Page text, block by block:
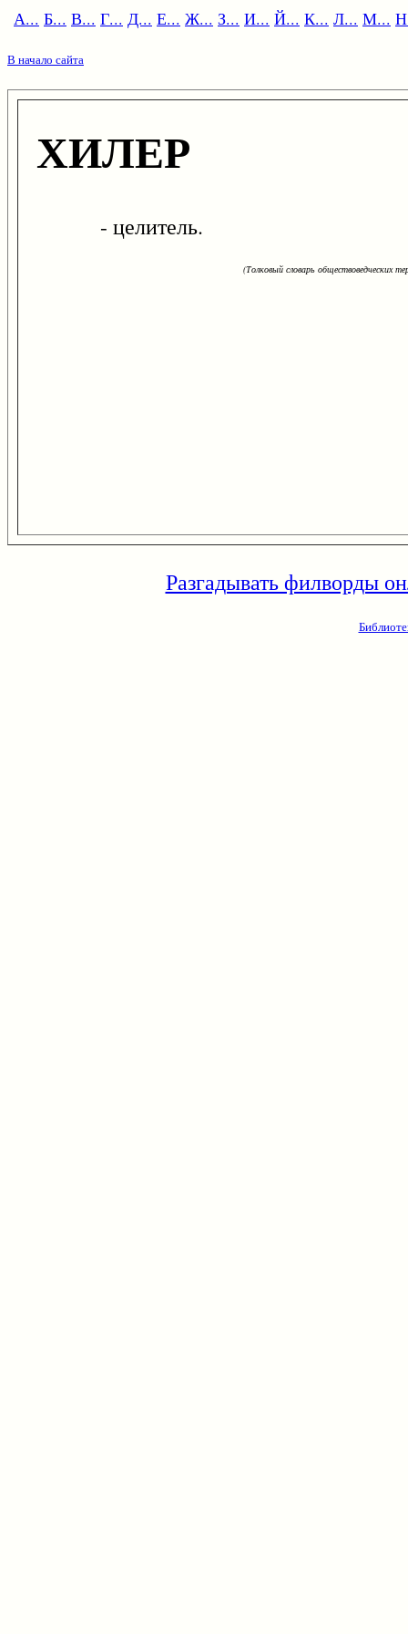
А... Б... В... Г... Д... Е... Ж... З... И... Й... К... Л... М...
В начало сайта
ХИЛЕР
- целитель.
(Толковый словарь обществоведческих
Разгадывать филворды